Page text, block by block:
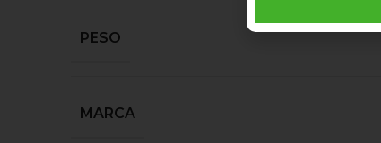
PESO
MARCA